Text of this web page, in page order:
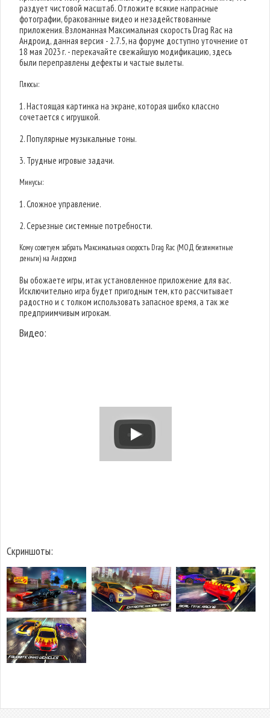
раздует чистовой масштаб. Отложите всякие напрасные
фотографии, бракованные видео и незадействованные
приложения. Взломанная Максимальная скорость Drag Rac на
Андроид, данная версия - 2.7.5, на форуме доступно уточнение от
18 мая 2023 г. - перекачайте свежайшую модификацию, здесь
были переправлены дефекты и частые вылеты.
Плюсы:
1. Настоящая картинка на экране, которая шибко классно
сочетается с игрушкой.
2. Популярные музыкальные тоны.
3. Трудные игровые задачи.
Минусы:
1. Сложное управление.
2. Серьезные системные потребности.
Кому советуем забрать Максимальная скорость Drag Rac (МОД безлимитные
деньги) на Андроид
Вы обожаете игры, итак установленное приложение для вас.
Исключительно игра будет пригодным тем, кто рассчитывает
радостно и с толком использовать запасное время, а так же
предприимчивым игрокам.
Видео:
Скриншоты: